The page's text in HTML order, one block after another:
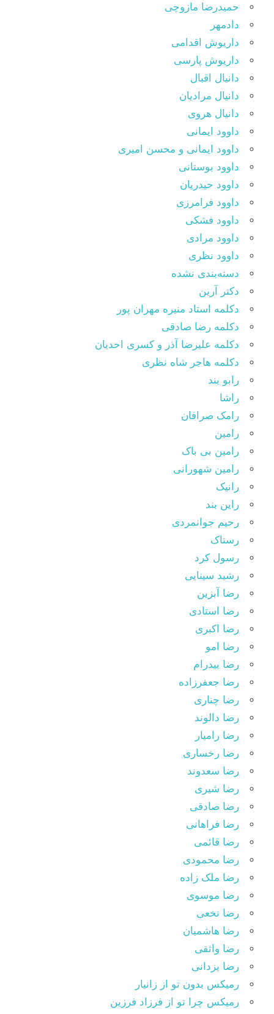
حمیدرضا مازوچی
دادمهر
داریوش اقدامی
داریوش پارسی
دانیال اقبال
دانیال مرادیان
دانیال هروی
داوود ایمانی
داوود ایمانی و محسن امیری
داوود بوستانی
داوود حیدریان
داوود فرامرزی
داوود فشکی
داوود مرادی
داوود نظری
دسته‌بندی نشده
دکتر آرین
دکلمه استاد منیره مهران پور
دکلمه رضا صادقی
دکلمه علیرضا آذر و کسری احدیان
دکلمه هاجر شاه نظری
رابو بند
راشا
رامک صرافان
رامین
رامین بی باک
رامین شهورانی
رانیک
راین بند
رحیم جوانمردی
رستاک
رسول کرد
رشید سینایی
رضا آبزین
رضا استادی
رضا اکبری
رضا امو
رضا بیدرام
رضا جعفرزاده
رضا چناری
رضا دالوند
رضا رامیار
رضا رخساری
رضا سعدوند
رضا شیری
رضا صادقی
رضا فراهانی
رضا قائمی
رضا محمودی
رضا ملک زاده
رضا موسوی
رضا نخعی
رضا هاشمیان
رضا واثقی
رضا یزدانی
رمیکس بدون تو از زانیار
رمیکس چرا تو از فرزاد فرزین